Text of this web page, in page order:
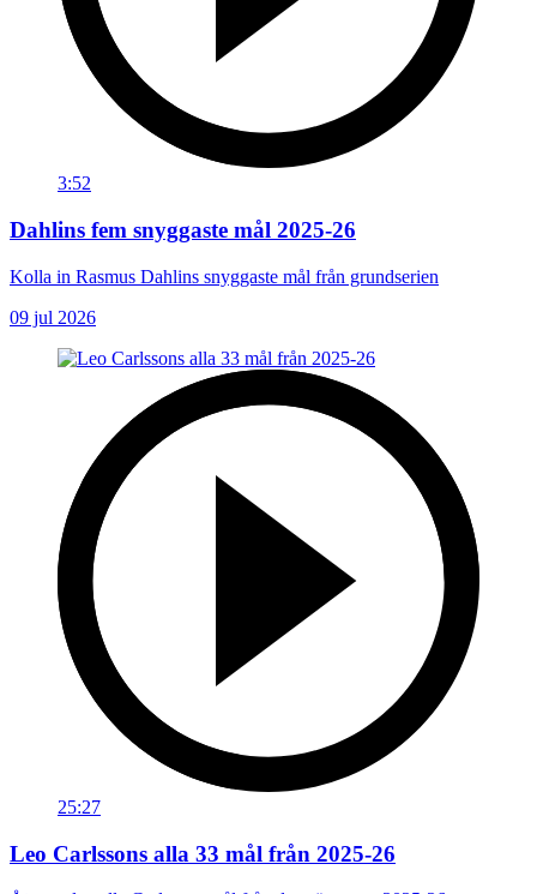
3:52
Dahlins fem snyggaste mål 2025-26
Kolla in Rasmus Dahlins snyggaste mål från grundserien
09 jul 2026
25:27
Leo Carlssons alla 33 mål från 2025-26